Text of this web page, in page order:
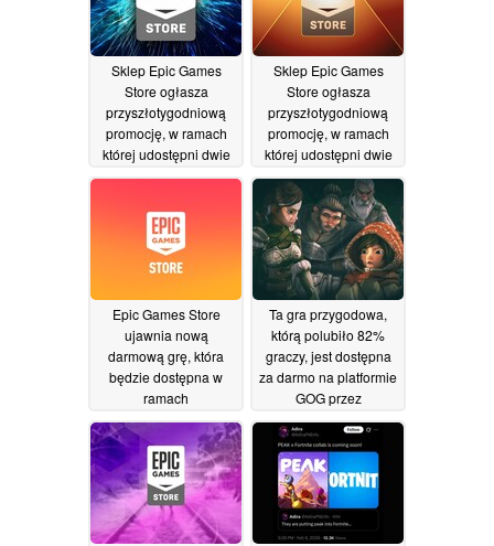
Sklep Epic Games
Store ogłasza
przyszłotygodniową
promocję, w ramach
której udostępni dwie
darmowe gry31/07/2026
Sklep Epic Games
Store ogłasza
przyszłotygodniową
promocję, w ramach
której udostępni dwie
darmowe gry24/07/2026
Epic Games Store
ujawnia nową
darmową grę, która
będzie dostępna w
ramach
przyszłotygodniowej
promocji
17/07/2026
Ta gra przygodowa,
którą polubiło 82%
graczy, jest dostępna
za darmo na platformie
GOG przez
ograniczony czas
10/07/2026